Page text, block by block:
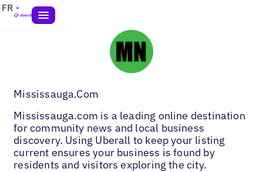
FR
Mississauga.Com
Mississauga.com is a leading online destination
for community news and local business
discovery. Using Uberall to keep your listing
current ensures your business is found by
residents and visitors exploring the city.